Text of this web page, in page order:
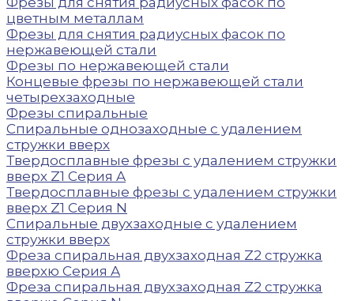
цветным металлам
Фрезы для снятия радиусных фасок по
нержавеющей стали
Фрезы по нержавеющей стали
Концевые фрезы по нержавеющей стали
четырехзаходные
Фрезы спиральные
Спиральные однозаходные с удалением
стружки вверх
Твердосплавные фрезы с удалением стружки
вверх Z1 Серия A
Твердосплавные фрезы с удалением стружки
вверх Z1 Серия N
Спиральные двухзаходные с удалением
стружки вверх
Фреза спиральная двухзаходная Z2 стружка
вверхю Серия A
Фреза спиральная двухзаходная Z2 стружка